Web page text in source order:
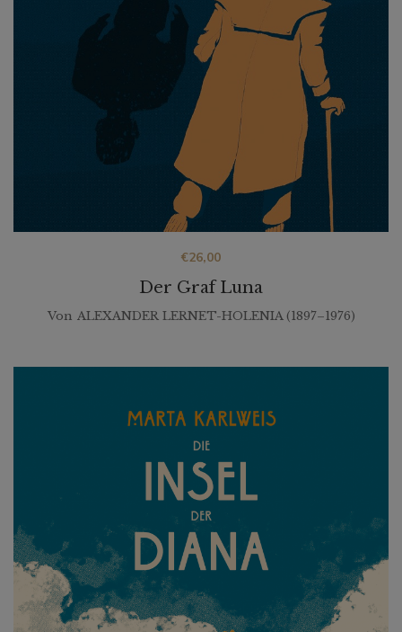
Der Graf Luna
€26,00
Von ALEXANDER LERNET-HOLENIA (1897–1976)